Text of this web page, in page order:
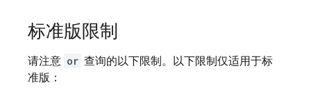
标准版限制
请注意 or 查询的以下限制。以下限制仅适用于标
准版：